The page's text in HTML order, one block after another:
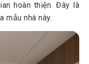
hoàn thiện. Đây là
mẫu nhà này.